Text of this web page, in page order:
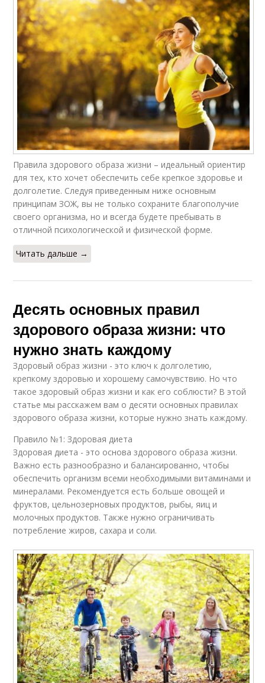
Правила здорового образа жизни – идеальный ориентир
для тех, кто хочет обеспечить себе крепкое здоровье и
долголетие. Следуя приведенным ниже основным
принципам ЗОЖ, вы не только сохраните благополучие
своего организма, но и всегда будете пребывать в
отличной психологической и физической форме.
Читать дальше →
Десять основных правил
здорового образа жизни: что
нужно знать каждому
Здоровый образ жизни - это ключ к долголетию,
крепкому здоровью и хорошему самочувствию. Но что
такое здоровый образ жизни и как его соблюсти? В этой
статье мы расскажем вам о десяти основных правилах
здорового образа жизни, которые нужно знать каждому.
Правило №1: Здоровая диета
Здоровая диета - это основа здорового образа жизни.
Важно есть разнообразно и балансированно, чтобы
обеспечить организм всеми необходимыми витаминами и
минералами. Рекомендуется есть больше овощей и
фруктов, цельнозерновых продуктов, рыбы, яиц и
молочных продуктов. Также нужно ограничивать
потребление жиров, сахара и соли.